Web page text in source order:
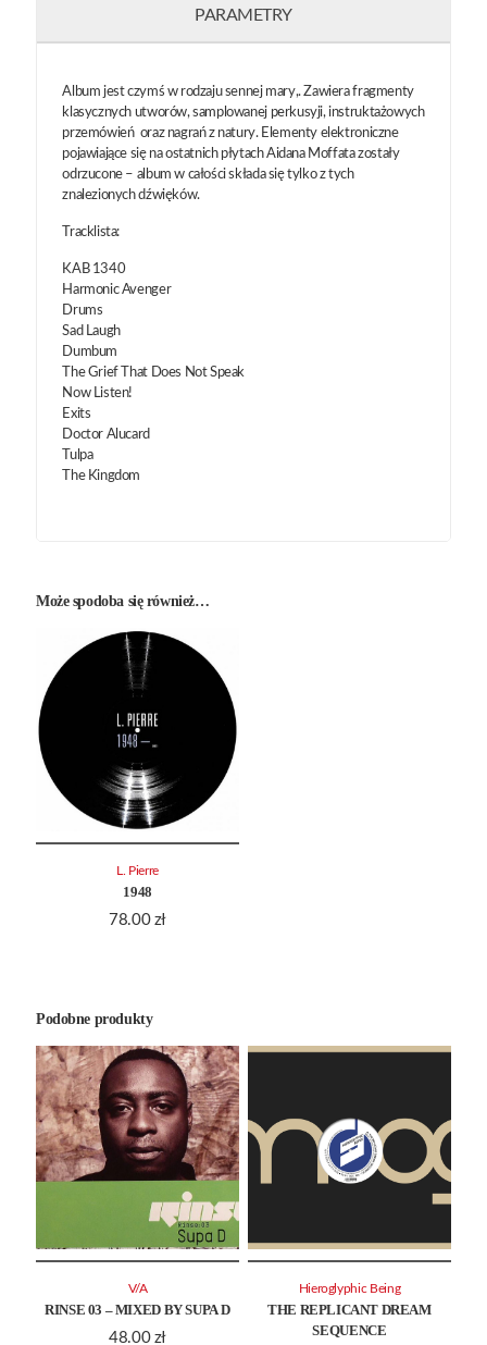
PARAMETRY
Album jest czymś w rodzaju sennej mary,. Zawiera fragmenty
klasycznych utworów, samplowanej perkusyji, instruktażowych
przemówień oraz nagrań z natury. Elementy elektroniczne
pojawiające się na ostatnich płytach Aidana Moffata zostały
odrzucone – album w całości składa się tylko z tych
znalezionych dźwięków.
Tracklista:
KAB 1340
Harmonic Avenger
Drums
Sad Laugh
Dumbum
The Grief That Does Not Speak
Now Listen!
Exits
Doctor Alucard
Tulpa
The Kingdom
Może spodoba się również…
1948
78.00 zł
L. Pierre
Podobne produkty
RINSE 03 – MIXED BY SUPA D
48.00 zł
V/A
THE REPLICANT DREAM
SEQUENCE
Hieroglyphic Being